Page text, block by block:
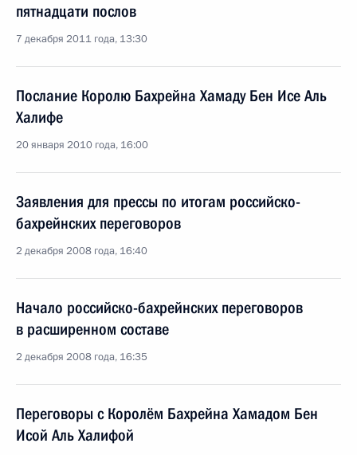
пятнадцати послов
7 декабря 2011 года, 13:30
Послание Королю Бахрейна Хамаду Бен Исе Аль
Халифе
20 января 2010 года, 16:00
Заявления для прессы по итогам российско-
бахрейнских переговоров
2 декабря 2008 года, 16:40
Начало российско-бахрейнских переговоров
в расширенном составе
2 декабря 2008 года, 16:35
Переговоры с Королём Бахрейна Хамадом Бен
Исой Аль Халифой